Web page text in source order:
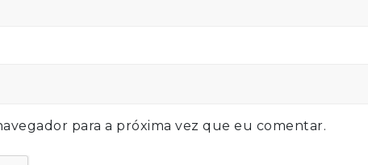
para a próxima vez que eu comentar.